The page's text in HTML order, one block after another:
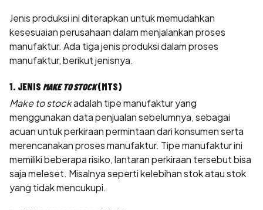
Jenis produksi ini diterapkan untuk memudahkan
kesesuaian perusahaan dalam menjalankan proses
manufaktur. Ada tiga jenis produksi dalam proses
manufaktur, berikut jenisnya.
1. JENIS MAKE TO STOCK(MTS)
Make to stockadalah tipe manufaktur yang
menggunakan data penjualan sebelumnya, sebagai
acuan untuk perkiraan permintaan dari konsumen serta
merencanakan proses manufaktur. Tipe manufaktur ini
memiliki beberapa risiko, lantaran perkiraan tersebut bisa
saja meleset. Misalnya seperti kelebihan stok atau stok
yang tidak mencukupi.